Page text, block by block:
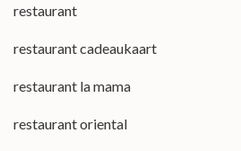
restaurant
restaurant cadeaukaart
restaurant la mama
restaurant oriental